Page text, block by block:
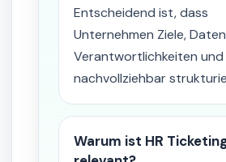
Entscheidend ist, dass
Unternehmen Ziele,
Verantwortlichkeiten und
nachvollziehbar
Warum ist HR